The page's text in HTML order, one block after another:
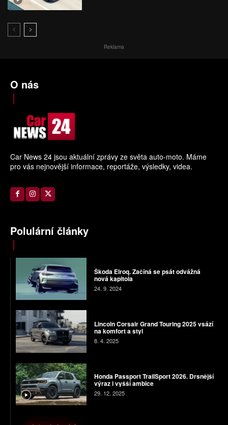
Reklama
O nás
Car News 24 jsou aktuální zprávy ze světa auto-moto. Máme
pro vás nejnovější informace, reportáže, výsledky, videa.
Polulární články
Škoda Elroq. Začíná se psát odvážná
nová kapitola
24. 9. 2024
Lincoln Corsair Grand Touring 2025 vsází
na komfort a styl
8. 4. 2025
Honda Passport TrailSport 2026. Drsnější
výraz i vyšší ambice
29. 12. 2025